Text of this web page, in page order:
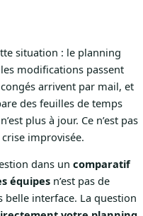
situation : le planning
modifications passent
arrivent par mail, et
des feuilles de temps
plus à jour. Ce n’est pas
crise improvisée.
dans un comparatif
équipes n’est pas de
interface. La question